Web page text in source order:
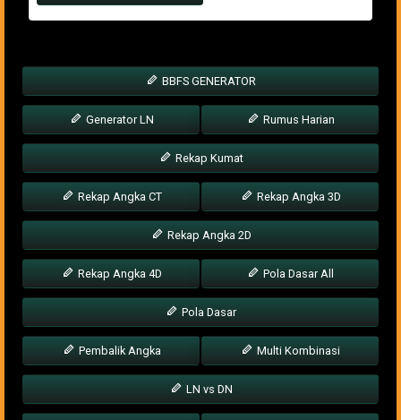
BBFS GENERATOR
Generator LN Rumus Harian
Rekap Kumat
Rekap Angka CT Rekap Angka 3D
Rekap Angka 2D
Rekap Angka 4D Pola Dasar All
Pola Dasar
Pembalik Angka Multi Kombinasi
LN vs DN